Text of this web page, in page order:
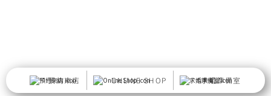
預約來店 ONLINE SHOP 求婚準備室